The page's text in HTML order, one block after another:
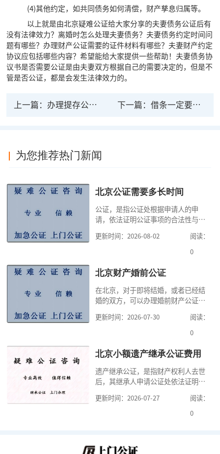
(4)其他约定，如共同债务如何清偿，财产孳息归属等。
以上就是由北京疑难公证给大家分享的夫妻债务公证后有
没有法律效力？离婚时怎么处理夫妻债务？夫妻债务约定时间问
题有哪些？办理财产公证需要的证件材料有哪些？夫妻财产约定
协议应包括哪些内容？希望能给大家提供一些帮助！夫妻债务协
议书是否需要公证是由夫妻双方根据自己的需要决定的，但是不
管是否公证，都是会发生法律效力的。
上一篇： 办理提存公证有什么法律 办理提存公证需要条件 下一篇： 借条一定要公证才有法律效力吗？
为您推荐热门新闻
北京公证需要多长时间
公证，是指公证处根据申请人的申
请，依法证明公证事项的合法性与真
高公证事项的效力，固定证据，但是
很多人不知道在北京办理公证需要多
家，办理公证的时候除了需要按照公
道北京公证需要什么材料,北京公证需
要多少钱？北京公
更新时间：2026-08-02
阅读：
0
北京财产婚前公证
在北京，对于即将结婚，或者已经结
婚的双方，可以办理婚前财产公证，
式，可以避免个人财产引发的纠纷，
但是，在北京办理婚前财产公证，除
料外，公证咨询告诉大家，我们有必
京婚前财产公证机构？了解这些不仅
有利于我们根
更新时间：2026-07-30
阅读：
0
北京小额遗产继承公证费用
遗产继承公证，是指财产权利人去世
后，其继承人申请公证处依法证明继
的证明活动。通过公证，继承人可以
拿着享有继承权的公证书办理遗产过
更新时间：2026-07-27
阅读：
0